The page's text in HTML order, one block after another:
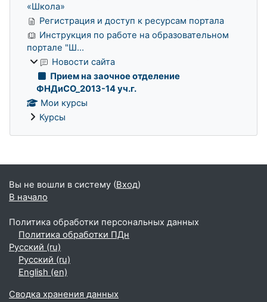
«Школа»
Регистрация и доступ к ресурсам портала
Инструкция по работе на образовательном
портале "Ш...
Новости сайта
Прием на заочное отделение
ФНДиСО_2013-14 уч.г.
Мои курсы
Курсы
Дополнительные блоки
Вы не вошли в систему (Вход)
В начало
Политика обработки персональных данных
Политика обработки ПДн
Русский ‎(ru)‎
Русский ‎(ru)‎
English ‎(en)‎
Сводка хранения данных